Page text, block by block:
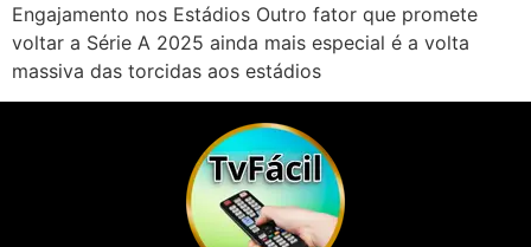
Engajamento nos Estádios Outro fator que promete
voltar a Série A 2025 ainda mais especial é a volta
massiva das torcidas aos estádios